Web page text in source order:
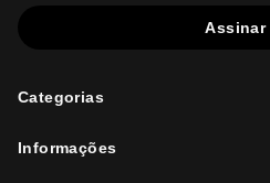
Assinar
Categorias
Informações